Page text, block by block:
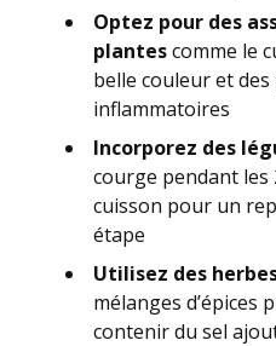
Optez pour des
plantescomme le
belle couleur et
inflammatoires
Incorporez des
courge pendant les
cuisson pour un
étape
Utilisez des
mélanges d’épices
contenir du sel